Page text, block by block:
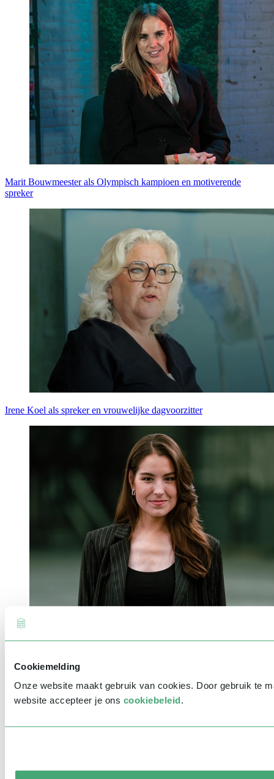
Cookiemelding
Onze website maakt gebruik van cookies. Door gebruik te
website accepteer je ons cookiebeleid.
Prinsjesdag
Samenwerken
Sport
Technologie & Innovatie
Toekomst van werk
Trendwatchers
WK & EK Voetbal
Marit Bouwmeester als Olympisch kampioen en motiverende
spreker
Irene Koel als spreker en vrouwelijke dagvoorzitter
Amber Brantsen als journalist, presentator en vrouwelijke
dagvoorzitter